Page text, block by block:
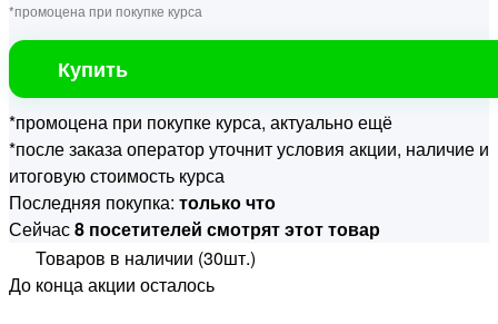
*промоцена при покупке курса
Купить
*промоцена при покупке курса, актуально ещё
*после заказа оператор уточнит условия акции, наличие и
итоговую стоимость курса
Последняя покупка: только что
Сейчас8 посетителей смотрят этот товар
Товаров в наличии (30шт.)
До конца акции осталось